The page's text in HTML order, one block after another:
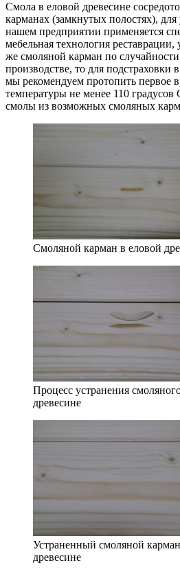
Смола в еловой древесине
карманах (замкнутых полостях),
нашем предприятии применяется
мебельная технология реставрации,
же смоляной карман по случайности
производстве, то для подстраховки
мы рекомендуем протопить первое
температуры не менее 110
смолы из возможных смоляных
Смоляной карман в еловой
Процесс устранения
древесине
Устраненный смоляной
древесине